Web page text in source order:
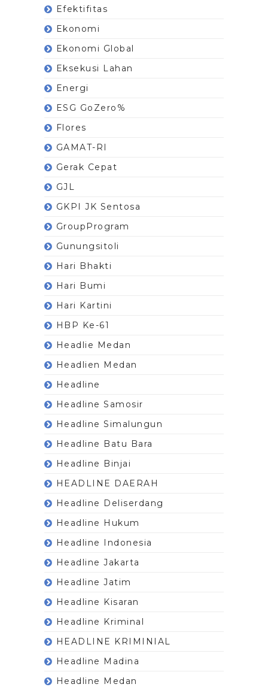
Efektifitas
Ekonomi
Ekonomi Global
Eksekusi Lahan
Energi
ESG GoZero%
Flores
GAMAT-RI
Gerak Cepat
GJL
GKPI JK Sentosa
GroupProgram
Gunungsitoli
Hari Bhakti
Hari Bumi
Hari Kartini
HBP Ke-61
Headlie Medan
Headlien Medan
Headline
Headline Samosir
Headline Simalungun
Headline Batu Bara
Headline Binjai
HEADLINE DAERAH
Headline Deliserdang
Headline Hukum
Headline Indonesia
Headline Jakarta
Headline Jatim
Headline Kisaran
Headline Kriminal
HEADLINE KRIMINIAL
Headline Madina
Headline Medan